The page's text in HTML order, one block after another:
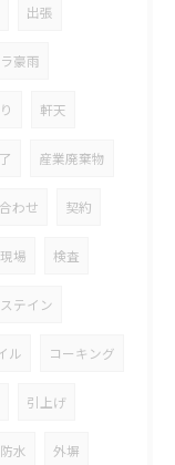
出張
豪雨
軒天
産業廃棄物
わせ 契約
現場 検査
テイン
ル コーキング
引上げ
防水 外塀